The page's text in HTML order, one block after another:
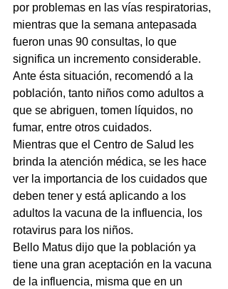
por problemas en las vías respiratorias,
mientras que la semana antepasada
fueron unas 90 consultas, lo que
significa un incremento considerable.
Ante ésta situación, recomendó a la
población, tanto niños como adultos a
que se abriguen, tomen líquidos, no
fumar, entre otros cuidados.
Mientras que el Centro de Salud les
brinda la atención médica, se les hace
ver la importancia de los cuidados que
deben tener y está aplicando a los
adultos la vacuna de la influencia, los
rotavirus para los niños.
Bello Matus dijo que la población ya
tiene una gran aceptación en la vacuna
de la influencia, misma que en un